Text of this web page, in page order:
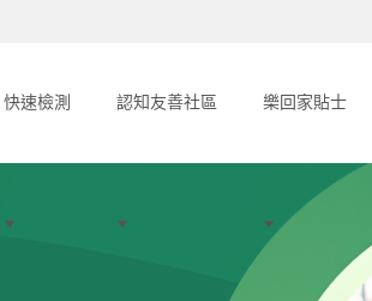
快速檢測 認知友善社區 樂回家貼士